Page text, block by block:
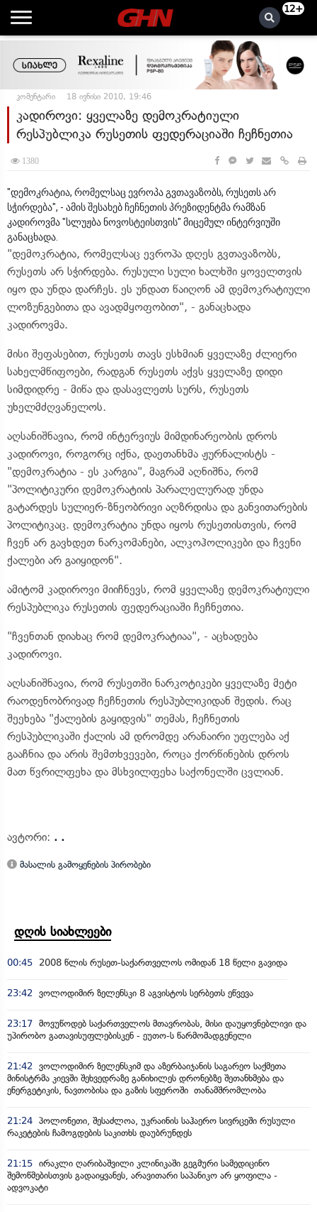
12+
კომენტარი 18 ივნისი 2010, 19:46
კადიროვი: ყველაზე დემოკრატიული
რესპუბლიკა რუსეთის ფედერაციაში ჩეჩნეთია
1380
"დემოკრატია, რომელსაც ევროპა გვთავაზობს, რუსეთს არ
სჭირდება", - ამის შესახებ ჩეჩნეთის პრეზიდენტმა რამზან
კადიროვმა "სლუჟბა ნოვოსტეისთვის" მიცემულ ინტერვიუში
განაცხადა.
"დემოკრატია, რომელსაც ევროპა დღეს გვთავაზობს,
რუსეთს არ სჭირდება. რუსული სული ხალხში ყოველთვის
იყო და უნდა დარჩეს. ეს უნდათ წაიღონ ამ დემოკრატიული
ლოზუნგებითა და ავადმყოფობით", - განაცხადა
კადიროვმა.
მისი შეფასებით, რუსეთს თავს ესხმიან ყველაზე ძლიერი
სახელმწიფოები, რადგან რუსეთს აქვს ყველაზე დიდი
სიმდიდრე - მიწა და დასავლეთს სურს, რუსეთს
უხელმძღვანელოს.
აღსანიშნავია, რომ ინტერვიუს მიმდინარეობის დროს
კადიროვი, როგორც იქნა, დაეთანხმა ჟურნალისტს -
"დემოკრატია - ეს კარგია", მაგრამ აღნიშნა, რომ
"პოლიტიკური დემოკრატიის პარალელურად უნდა
გატარდეს სულიერ-ზნეობრივი აღზრდისა და განვითარების
პოლიტიკაც. დემოკრატია უნდა იყოს რუსეთისთვის, რომ
ჩვენ არ გავხდეთ ნარკომანები, ალკოჰოლიკები და ჩვენი
ქალები არ გაიყიდონ".
ამიტომ კადიროვი მიიჩნევს, რომ ყველაზე დემოკრატიული
რესპუბლიკა რუსეთის ფედერაციაში ჩეჩნეთია.
"ჩვენთან დიახაც რომ დემოკრატიაა", - აცხადება
კადიროვი.
აღსანიშნავია, რომ რუსეთში ნარკოტიკები ყველაზე მეტი
რაოდენობრივად ჩეჩნეთის რესპუბლიკიდან შედის. რაც
შეეხება "ქალების გაყიდვის" თემას, ჩეჩნეთის
რესპუბლიკაში ქალის ამ დრომდე არანაირი უფლება აქ
გააჩნია და არის შემთხვევები, როცა ქორწინების დროს
მათ წვრილფეხა და მსხვილფეხა საქონელში ცვლიან.
ავტორი: . .
მასალის გამოყენების პირობები
დღის სიახლეები
00:45 2008 წლის რუსეთ-საქართველოს ომიდან 18 წელი გავიდა
23:42 ვოლოდიმირ ზელენსკი 8 აგვისტოს სერბეთს ეწვევა
23:17 მოვუწოდებ საქართველოს მთავრობას, მისი დაუყოვნებლივი და
უპირობო გათავისუფლებისკენ - ეუთო-ს წარმომადგენელი
21:42 ვოლოდიმირ ზელენსკიმ და აზერბაიჯანის საგარეო საქმეთა
მინისტრმა კიევში შეხვედრაზე განიხილეს დრონებზე შეთანხმება და
ენერგეტიკის, ნავთობისა და გაზის სფეროში თანამშრომლობა
21:24 პოლონეთი, შესაძლოა, უკრაინის საჰაერო სივრცეში რუსული
რაკეტების ჩამოგდების საკითხს დაუბრუნდეს
21:15 ირაკლი ღარიბაშვილი კლინიკაში გეგმური სამედიცინო
შემოწმებისთვის გადაიყვანეს, არავითარი საპანიკო არ ყოფილა -
ადვოკატი